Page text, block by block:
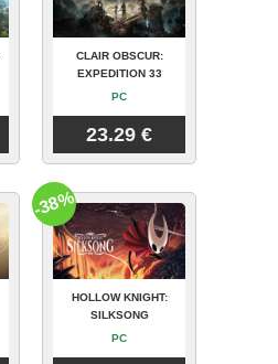
CLAIR OBSCUR:
EXPEDITION 33
PC
23.29 €
HOLLOW KNIGHT:
SILKSONG
PC
-38%